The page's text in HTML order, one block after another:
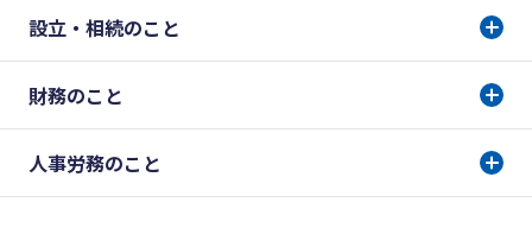
設立・相続のこと
財務のこと
人事労務のこと